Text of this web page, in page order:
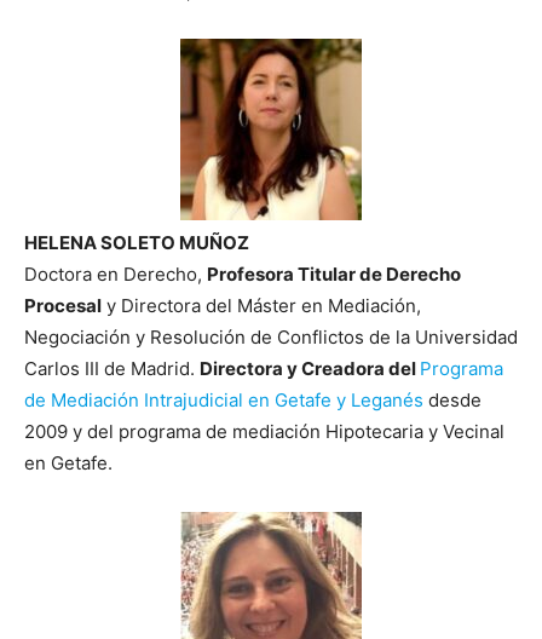
HELENA SOLETO MUÑOZ
Doctora en Derecho, Profesora Titular de Derecho
Procesal y Directora del Máster en Mediación,
Negociación y Resolución de Conflictos de la Universidad
Carlos III de Madrid. Directora y Creadora del Programa
de Mediación Intrajudicial en Getafe y Leganés desde
2009 y del programa de mediación Hipotecaria y Vecinal
en Getafe.